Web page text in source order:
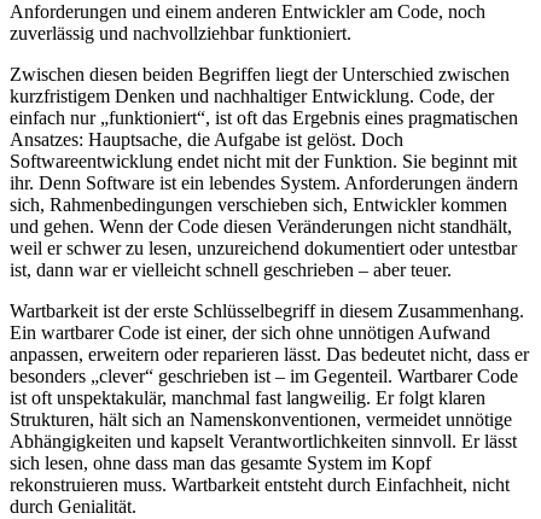
Anforderungen und einem anderen Entwickler am Code, noch
zuverlässig und nachvollziehbar funktioniert.
Zwischen diesen beiden Begriffen liegt der Unterschied zwischen
kurzfristigem Denken und nachhaltiger Entwicklung. Code, der
einfach nur „funktioniert“, ist oft das Ergebnis eines pragmatischen
Ansatzes: Hauptsache, die Aufgabe ist gelöst. Doch
Softwareentwicklung endet nicht mit der Funktion. Sie beginnt mit
ihr. Denn Software ist ein lebendes System. Anforderungen ändern
sich, Rahmenbedingungen verschieben sich, Entwickler kommen
und gehen. Wenn der Code diesen Veränderungen nicht standhält,
weil er schwer zu lesen, unzureichend dokumentiert oder untestbar
ist, dann war er vielleicht schnell geschrieben – aber teuer.
Wartbarkeit ist der erste Schlüsselbegriff in diesem Zusammenhang.
Ein wartbarer Code ist einer, der sich ohne unnötigen Aufwand
anpassen, erweitern oder reparieren lässt. Das bedeutet nicht, dass er
besonders „clever“ geschrieben ist – im Gegenteil. Wartbarer Code
ist oft unspektakulär, manchmal fast langweilig. Er folgt klaren
Strukturen, hält sich an Namenskonventionen, vermeidet unnötige
Abhängigkeiten und kapselt Verantwortlichkeiten sinnvoll. Er lässt
sich lesen, ohne dass man das gesamte System im Kopf
rekonstruieren muss. Wartbarkeit entsteht durch Einfachheit, nicht
durch Genialität.